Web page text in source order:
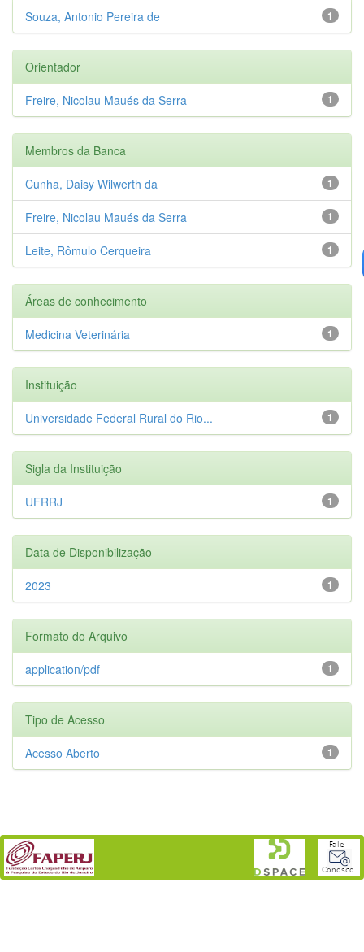
1
Souza, Antonio Pereira de
Orientador
1
Freire, Nicolau Maués da Serra
Membros da Banca
1
Cunha, Daisy Wilwerth da
1
Freire, Nicolau Maués da Serra
1
Leite, Rômulo Cerqueira
Áreas de conhecimento
1
Medicina Veterinária
Instituição
1
Universidade Federal Rural do Rio...
Sigla da Instituição
1
UFRRJ
Data de Disponibilização
1
2023
Formato do Arquivo
1
application/pdf
Tipo de Acesso
1
Acesso Aberto